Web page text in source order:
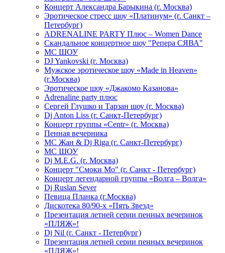
Концерт Александра Барыкина (г. Москва)
Эротическое стресс шоу «Платинум» (г. Санкт –
Петербург)
ADRENALINE PARTY Плюс – Women Dance
Скандальное концертное шоу "Репера СЯВА"
МС ШОУ
DJ Yankovski (г. Москва)
Мужское эротическое шоу «Made in Heaven»
(г.Москва)
Эротическое шоу «Джакомо Казанова»
Adrenaline party плюс
Сергей Глушко и Тарзан шоу (г. Москва)
Dj Anton Liss (г. Санкт-Петербург)
Концерт группы «Centr» (г. Москва)
Пенная вечерника
МС Жан & Dj Riga (г. Санкт-Петербург)
МС ШОУ
Dj M.E.G. (г. Москва)
Концерт "Смоки Мо" (г. Санкт - Петербург)
Концерт легендарной группы «Волга – Волга»
Dj Ruslan Sever
Певица Планка (г.Москва)
Дискотека 80/90-х «Пять Звезд»
Презентация летней серии пенных вечеринок
«ПЛЯЖ»!
Dj Nil (г. Санкт - Петербург)
Презентация летней серии пенных вечеринок
«ПЛЯЖ»!